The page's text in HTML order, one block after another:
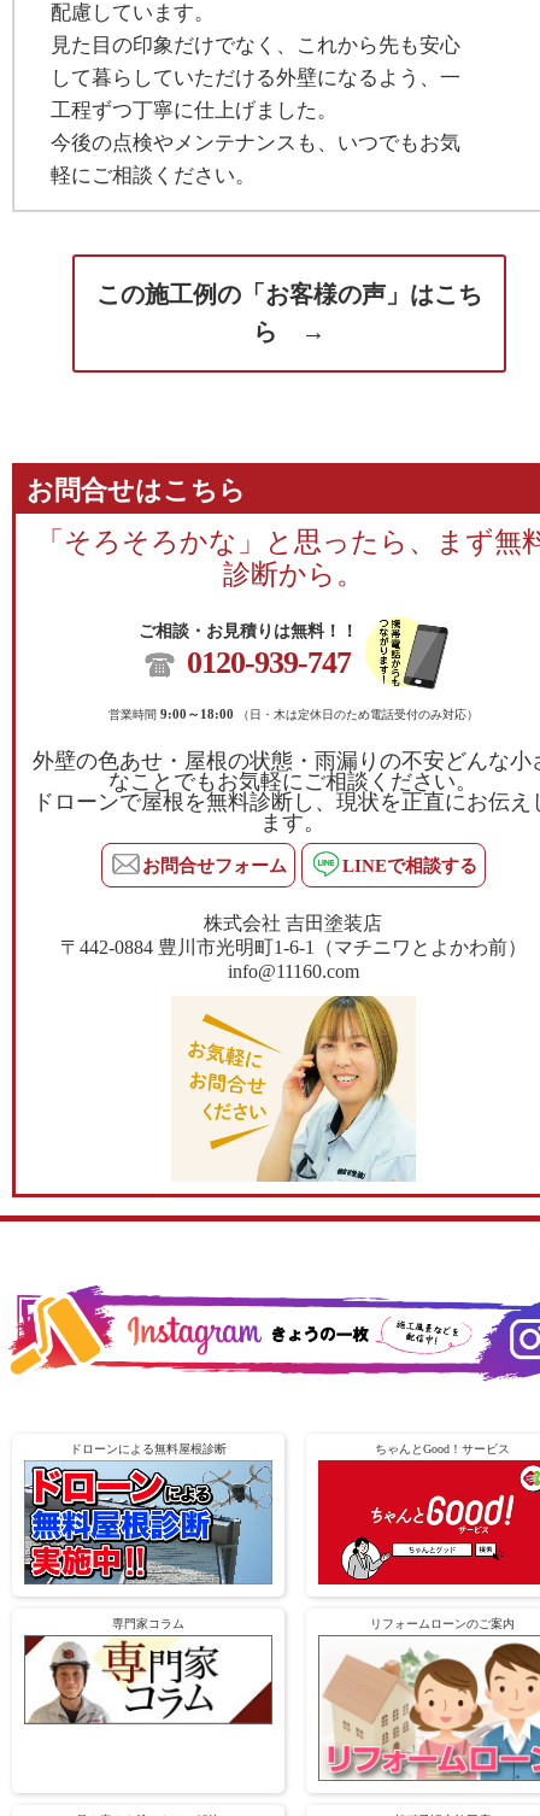
配慮しています。
見た目の印象だけでなく、これから先も安心
して暮らしていただける外壁になるよう、一
工程ずつ丁寧に仕上げました。
今後の点検やメンテナンスも、いつでもお気
軽にご相談ください。
この施工例の「お客様の声」はこち
ら →
お問合せはこちら
「そろそろかな」と思ったら、まず無
診断から。
ご相談・お見積りは無料！！
0120-939-747
営業時間 9:00～18:00 （日・木は定休日のため電話受付のみ対応）
外壁の色あせ・屋根の状態・雨漏りの不安どんな小
なことでもお気軽にご相談ください。
ドローンで屋根を無料診断し、現状を正直にお伝え
ます。
お問合せフォーム LINEで相談する
株式会社 吉田塗装店
〒442-0884 豊川市光明町1-6-1（マチニワとよかわ前）
info@11160.com
ドローンによる無料屋根診断 ちゃんとGood！サービス
専門家コラム リフォームローンのご案内